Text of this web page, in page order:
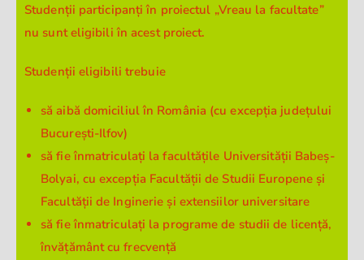
Studenții participanți în proiectul „Vreau la facultate”
nu sunt eligibili în acest proiect.
Studenții eligibili trebuie
să aibă domiciliul în România (cu excepția județului
București-Ilfov)
să fie înmatriculați la facultățile Universității Babeș-
Bolyai, cu excepția Facultății de Studii Europene și
Facultății de Inginerie și extensiilor universitare
să fie înmatriculați la programe de studii de licență,
învățământ cu frecvență